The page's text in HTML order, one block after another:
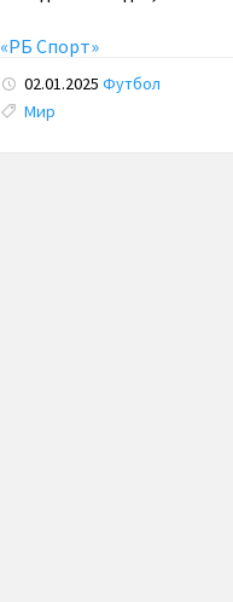
«РБ Спорт»
02.01.2025 Футбол
Tags:
Мир